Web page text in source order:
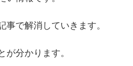
事で解消していきます。
が分かります。